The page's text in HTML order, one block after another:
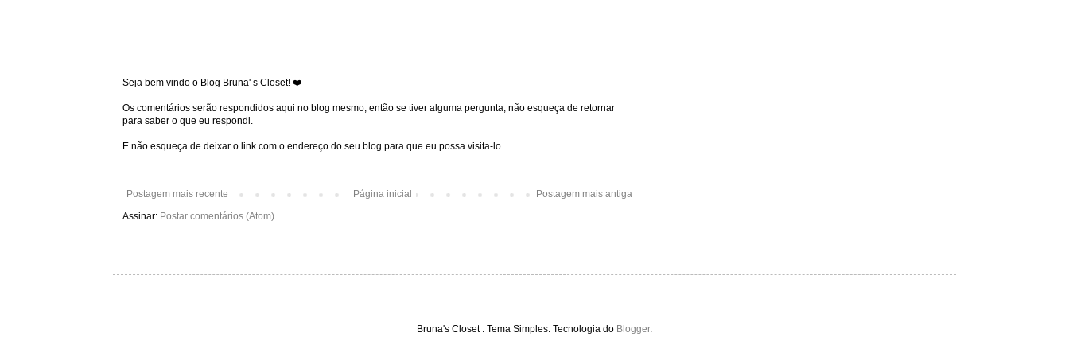
Seja bem vindo o Blog Bruna' s Closet! ❤️
Os comentários serão respondidos aqui no blog mesmo, então se tiver alguma pergunta, não esqueça de retornar
para saber o que eu respondi.
E não esqueça de deixar o link com o endereço do seu blog para que eu possa visita-lo.
Postagem mais recente Postagem mais antiga
Página inicial
Assinar: Postar comentários (Atom)
Bruna's Closet . Tema Simples. Tecnologia do Blogger.